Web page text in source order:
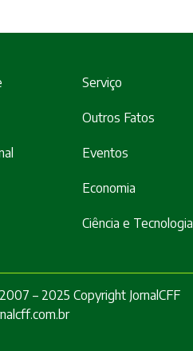
Serviço
Outros Fatos
Eventos
Economia
Ciência e Tecnologia
– 2025 Copyright JornalCFF